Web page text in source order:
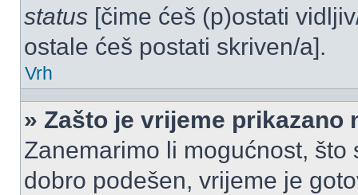
status [čime ćeš (p)ostati
ostale ćeš postati skriven/a].
Vrh
» Zašto je vrijeme prikazano
Zanemarimo li mogućnost,
dobro podešen, vrijeme je